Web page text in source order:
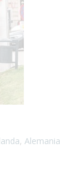
tiempo
en
viaje se
más y vete
experiencia
por
, Alemania